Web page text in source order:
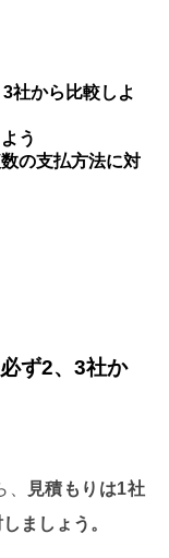
社から比較しよ
う
の支払方法に対
ず2、3社か
見積もりは1社
ましょう。